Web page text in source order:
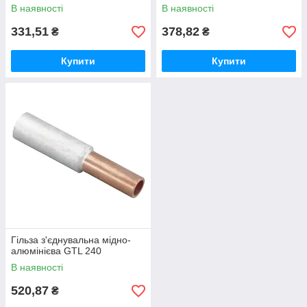
В наявності
331,51 ₴
Купити
В наявності
378,82 ₴
Купити
Гільза з'єднувальна мідно-
алюмінієва GTL 240
В наявності
520,87 ₴